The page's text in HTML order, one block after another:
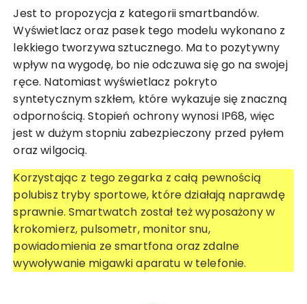
Jest to propozycja z kategorii smartbandów.
Wyświetlacz oraz pasek tego modelu wykonano z
lekkiego tworzywa sztucznego. Ma to pozytywny
wpływ na wygodę, bo nie odczuwa się go na swojej
ręce. Natomiast wyświetlacz pokryto
syntetycznym szkłem, które wykazuje się znaczną
odpornością. Stopień ochrony wynosi IP68, więc
jest w dużym stopniu zabezpieczony przed pyłem
oraz wilgocią.
Korzystając z tego zegarka z całą pewnością
polubisz tryby sportowe, które działają naprawdę
sprawnie. Smartwatch został też wyposażony w
krokomierz, pulsometr, monitor snu,
powiadomienia ze smartfona oraz zdalne
wywoływanie migawki aparatu w telefonie.